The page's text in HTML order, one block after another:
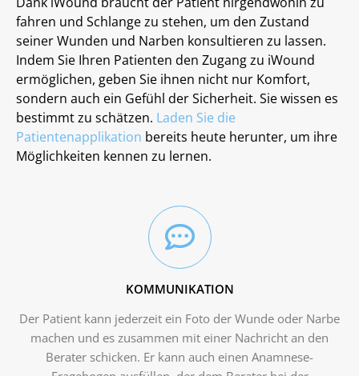
fahren und Schlange zu stehen, um den Zustand
seiner Wunden und Narben konsultieren zu lassen.
Indem Sie Ihren Patienten den Zugang zu iWound
ermöglichen, geben Sie ihnen nicht nur Komfort,
sondern auch ein Gefühl der Sicherheit. Sie wissen es
bestimmt zu schätzen. Laden Sie die
Patientenapplikation bereits heute herunter, um ihre
Möglichkeiten kennen zu lernen.
KOMMUNIKATION
Der Patient kann jederzeit ein Foto der Wunde oder Narbe
machen und es zusammen mit einer Nachricht an den
Berater schicken. Er kann auch einen Anamnese-